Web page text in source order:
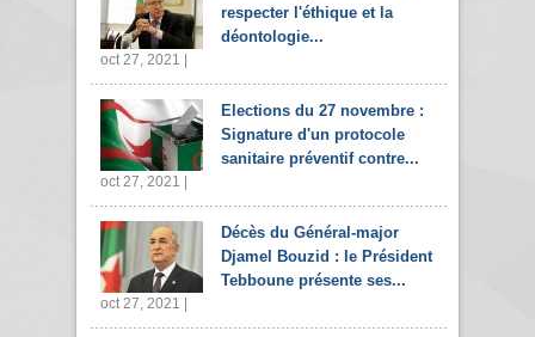
respecter l'éthique et la
déontologie...
oct 27, 2021 |
Elections du 27 novembre :
Signature d'un protocole
sanitaire préventif contre...
oct 27, 2021 |
Décès du Général-major
Djamel Bouzid : le Président
Tebboune présente ses...
oct 27, 2021 |